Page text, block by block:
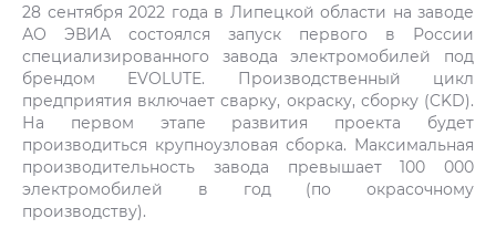
28 сентября 2022 года в Липецкой области на заводе
АО ЭВИА состоялся запуск первого в России
специализированного завода электромобилей под
брендом EVOLUTE. Производственный цикл
предприятия включает сварку, окраску, сборку (CKD).
На первом этапе развития проекта будет
производиться крупноузловая сборка. Максимальная
производительность завода превышает 100 000
электромобилей в год (по окрасочному
производству).